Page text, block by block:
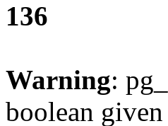
136
Warning:
boolean